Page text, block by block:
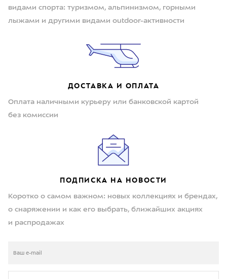
видами спорта: туризмом, альпинизмом, горными
лыжами и другими видами outdoor-активности
ДОСТАВКА И ОПЛАТА
Оплата наличными курьеру или банковской картой
без комиссии
ПОДПИСКА НА НОВОСТИ
Коротко о самом важном: новых коллекциях и брендах,
о снаряжении и как его выбрать, ближайших акциях
и распродажах